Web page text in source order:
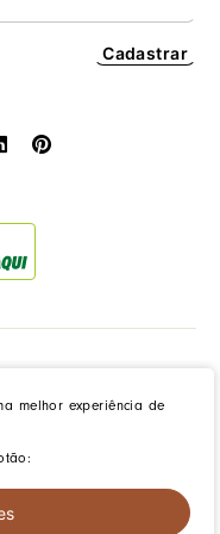
melhor experiência de
Cadastrar
by